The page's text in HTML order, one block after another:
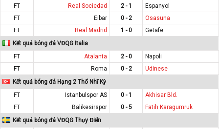
FT
Real Sociedad 2 - 1
Espanyol
FT
Eibar 0 - 2
Osasuna
FT
Real Madrid 1 - 0
Getafe
Kết quả bóng đá VĐQG Italia
FT
Atalanta 2 - 0
Napoli
FT
Roma 0 - 2
Udinese
Kết quả bóng đá Hạng 2 Thổ Nhĩ Kỳ
FT
Istanbulspor AS 0 - 1
Akhisar Bld.
FT
Balikesirspor 0 - 5
Fatih Karagumruk
Kết quả bóng đá VĐQG Thụy Điển